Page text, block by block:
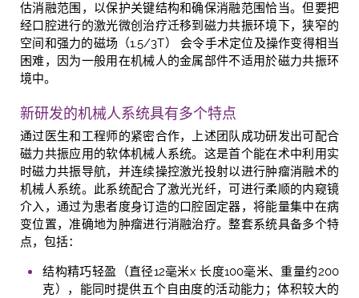
估消融范围，以保护关键结构和确保消融范围恰当。但要把
经口腔进行的激光微创治疗迁移到磁力共振环境下，狭窄的
空间和强力的磁场（1.5/3T） 会令手术定位及操作变得相当
困难，因为一般用在机械人的金属部件不适用於磁力共振环
境中。
新研发的机械人系统具有多个特点
通过医生和工程师的紧密合作，上述团队成功研发出可配合
磁力共振应用的软体机械人系统。这是首个能在术中利用实
时磁力共振导航，并连续操控激光投射以进行肿瘤消融术的
机械人系统。此系统配合了激光光纤，可进行柔顺的内窥镜
介入，通过为患者度身订造的口腔固定器，将能量集中在病
变位置，准确地为肿瘤进行消融治疗。整套系统具备多个特
点，包括：
结构精巧轻盈（直径12毫米x 长度100毫米、重量约200
克），能同时提供五个自由度的活动能力；体积较大的